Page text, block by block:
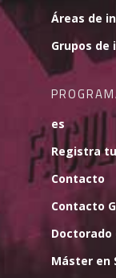
Áreas de
Grupos
es
Registra
Contacto
Contacto
Doctorado
Máster en